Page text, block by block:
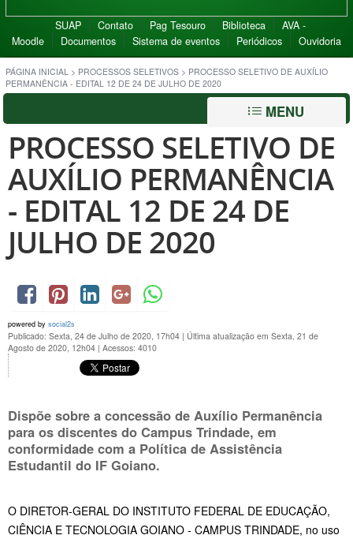
SUAP Contato Pag Tesouro Biblioteca
AVA -
Moodle
Documentos Sistema de eventos Periódicos Ouvidoria
PÁGINA INICIAL > PROCESSOS SELETIVOS > PROCESSO SELETIVO DE AUXÍLIO
PERMANÊNCIA - EDITAL 12 DE 24 DE JULHO DE 2020
MENU
PROCESSO SELETIVO DE
AUXÍLIO PERMANÊNCIA
- EDITAL 12 DE 24 DE
JULHO DE 2020
powered by social2s
Publicado: Sexta, 24 de Julho de 2020, 17h04 | Última atualização em Sexta, 21 de
Agosto de 2020, 12h04 | Acessos: 4010
Dispõe sobre a concessão de Auxílio Permanência
para os discentes do Campus Trindade, em
conformidade com a Política de Assistência
Estudantil do IF Goiano.
O DIRETOR-GERAL DO INSTITUTO FEDERAL DE EDUCAÇÃO,
CIÊNCIA E TECNOLOGIA GOIANO - CAMPUS TRINDADE, no uso